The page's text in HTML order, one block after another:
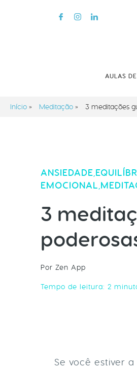
AULAS
Início » Meditação » 3 meditações
ANSIEDADE
EMOCIONAL
3
Por Zen App
Tempo de leitura: 2
Se você estiver